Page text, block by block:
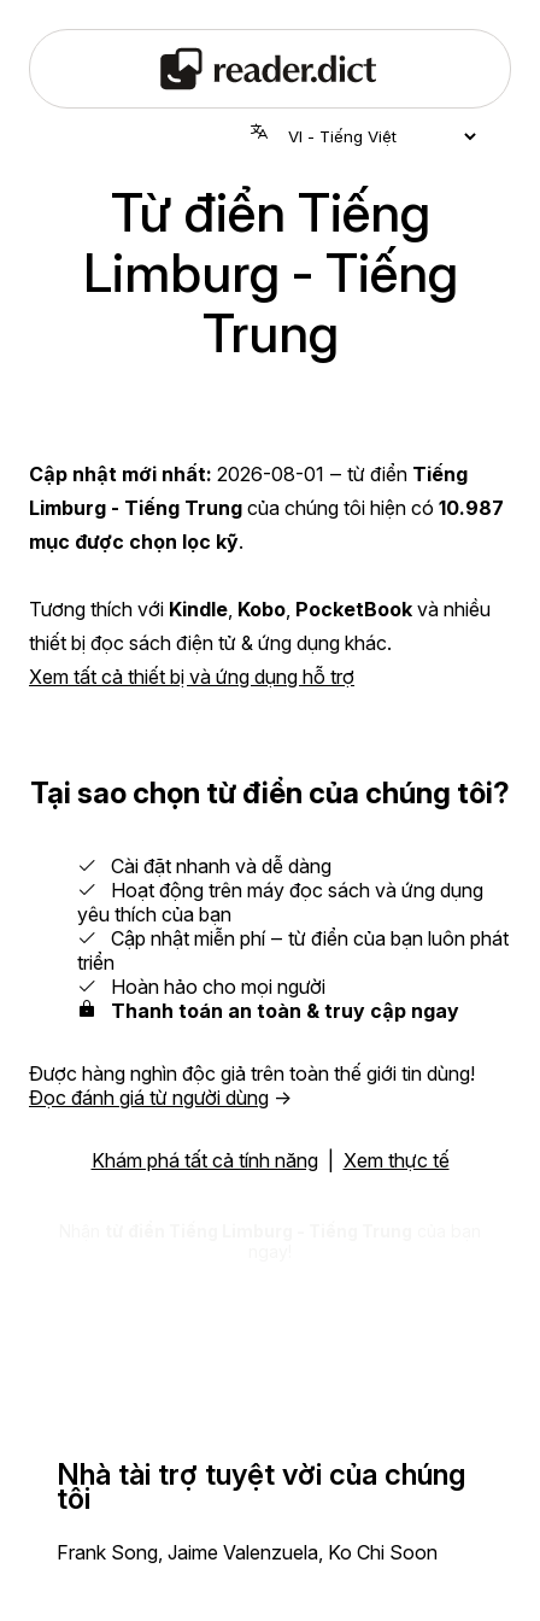
Từ điển Tiếng
Limburg - Tiếng
Trung
Cập nhật mới nhất: 2026-08-01 ‒ từ điển Tiếng
Limburg - Tiếng Trung của chúng tôi hiện có 10.987
mục được chọn lọc kỹ.
Tương thích với Kindle Kobo PocketBook và nhiều
thiết bị đọc sách điện tử & ứng dụng khác.
Xem tất cả thiết bị và ứng dụng hỗ trợ
Tại sao chọn từ điển của chúng tôi?
Cài đặt nhanh và dễ dàng
Hoạt động trên máy đọc sách và ứng dụng
yêu thích của bạn
Cập nhật miễn phí ‒ từ điển của bạn luôn phát
triển
Hoàn hảo cho mọi người
Thanh toán an toàn & truy cập ngay
Được hàng nghìn độc giả trên toàn thế giới tin dùng!
Đọc đánh giá từ người dùng →
Khám phá tất cả tính năng| Xem thực tế
Nhà tài trợ tuyệt vời của chúng
tôi
Frank Song, Jaime Valenzuela, Ko Chi Soon